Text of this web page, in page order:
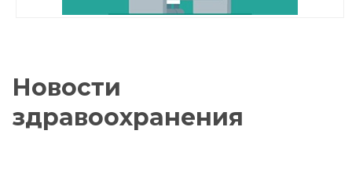
Новости
здравоохранения